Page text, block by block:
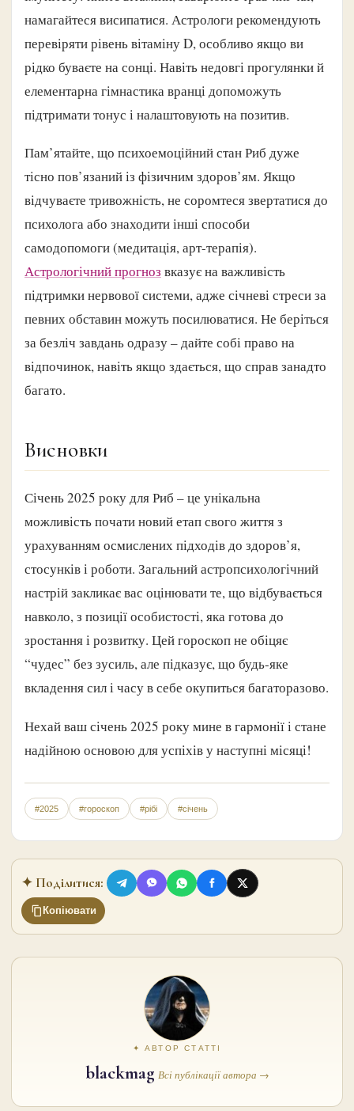
намагайтеся висипатися. Астрологи рекомендують
перевіряти рівень вітаміну D, особливо якщо ви
рідко буваєте на сонці. Навіть недовгі прогулянки й
елементарна гімнастика вранці допоможуть
підтримати тонус і налаштовують на позитив.
Пам’ятайте, що психоемоційний стан Риб дуже
тісно пов’язаний із фізичним здоров’ям. Якщо
відчуваєте тривожність, не соромтеся звертатися до
психолога або знаходити інші способи
самодопомоги (медитація, арт-терапія).
Астрологічний прогноз вказує на важливість
підтримки нервової системи, адже січневі стреси за
певних обставин можуть посилюватися. Не беріться
за безліч завдань одразу – дайте собі право на
відпочинок, навіть якщо здається, що справ занадто
багато.
Висновки
Січень 2025 року для Риб – це унікальна
можливість почати новий етап свого життя з
урахуванням осмислених підходів до здоров’я,
стосунків і роботи. Загальний астропсихологічний
настрій закликає вас оцінювати те, що відбувається
навколо, з позиції особистості, яка готова до
зростання і розвитку. Цей гороскоп не обіцяє
“чудес” без зусиль, але підказує, що будь-яке
вкладення сил і часу в себе окупиться багаторазово.
Нехай ваш січень 2025 року мине в гармонії і стане
надійною основою для успіхів у наступні місяці!
#2025 #гороскоп #рібі #січень
✦ Поділитися:
Копіювати
✦ АВТОР СТАТТІ
blackmag Всі публікації автора →